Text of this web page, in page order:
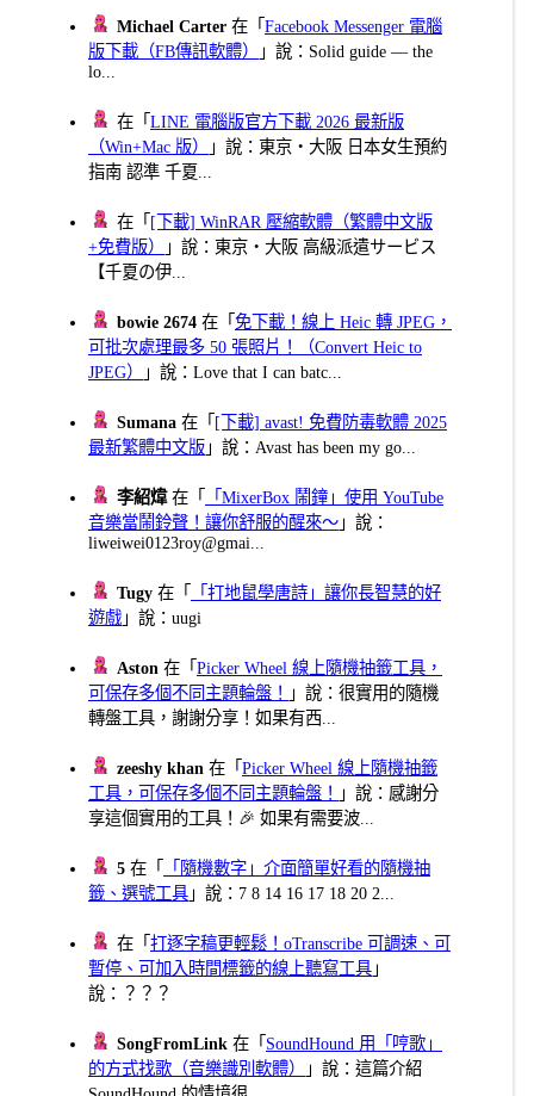
Michael Carter 在「Facebook Messenger 電腦
版下載（FB傳訊軟體）
」說：Solid guide — the
lo...
在「LINE 電腦版官方下載 2026 最新版
（Win+Mac 版）
」說：東京・大阪 日本女生預約
指南 認準 千夏...
在「 [下載] WinRAR 壓縮軟體（繁體中文版
+免費版）
」說：東京・大阪 高級派遣サービス
【千夏の伊...
bowie 2674 在「免下載！線上 Heic 轉 JPEG，
可批次處理最多 50 張照片！（Convert Heic to
JPEG）
」說：Love that I can batc...
Sumana 在「 [下載] avast! 免費防毒軟體 2025
最新繁體中文版 」說：Avast has been my go...
李紹煒在「
「MixerBox 鬧鐘」使用 YouTube
音樂當鬧鈴聲！讓你舒服的醒來～ 」說：
liweiwei0123roy@gmai...
Tugy 在「
「打地鼠學唐詩」讓你長智慧的好
遊戲 」說：uugi
Aston 在「Picker Wheel 線上隨機抽籤工具，
可保存多個不同主題輪盤！
」說：很實用的隨機
轉盤工具，謝謝分享！如果有西...
zeeshy khan 在「Picker Wheel 線上隨機抽籤
工具，可保存多個不同主題輪盤！
」說：感謝分
享這個實用的工具！🎉 如果有需要波...
5 在「
「隨機數字」介面簡單好看的隨機抽
籤、選號工具 」說：7 8 14 16 17 18 20 2...
在「打逐字稿更輕鬆！oTranscribe 可調速、可
暫停、可加入時間標籤的線上聽寫工具 」
說：？？？
SongFromLink 在「 SoundHound 用「哼歌」
的方式找歌（音樂識別軟體）
」說：這篇介紹